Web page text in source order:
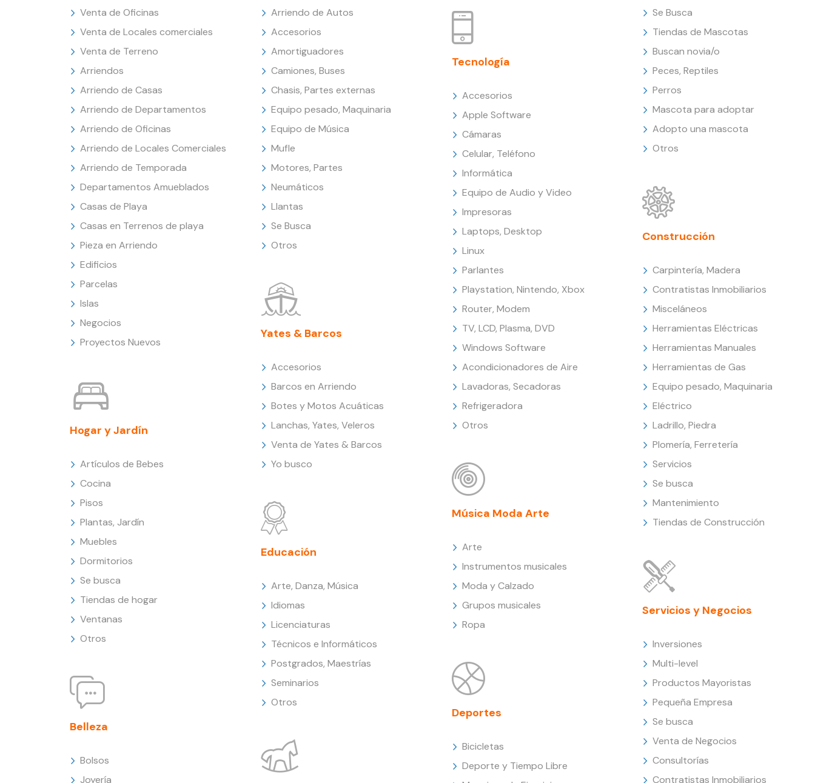
Venta de Oficinas
Venta de Locales comerciales
Venta de Terreno
Arriendos
Arriendo de Casas
Arriendo de Departamentos
Arriendo de Oficinas
Arriendo de Locales Comerciales
Arriendo de Temporada
Departamentos Amueblados
Casas de Playa
Casas en Terrenos de playa
Pieza en Arriendo
Edificios
Parcelas
Islas
Negocios
Proyectos Nuevos
Hogar y Jardín
Artículos de Bebes
Cocina
Pisos
Plantas, Jardín
Muebles
Dormitorios
Se busca
Tiendas de hogar
Ventanas
Otros
Belleza
Bolsos
Joyería
Arriendo de Autos
Accesorios
Amortiguadores
Camiones, Buses
Chasis, Partes externas
Equipo pesado, Maquinaria
Equipo de Música
Mufle
Motores, Partes
Neumáticos
Llantas
Se Busca
Otros
Yates & Barcos
Accesorios
Barcos en Arriendo
Botes y Motos Acuáticas
Lanchas, Yates, Veleros
Venta de Yates & Barcos
Yo busco
Educación
Arte, Danza, Música
Idiomas
Licenciaturas
Técnicos e Informáticos
Postgrados, Maestrías
Seminarios
Otros
Tecnología
Accesorios
Apple Software
Cámaras
Celular, Teléfono
Informática
Equipo de Audio y Video
Impresoras
Laptops, Desktop
Linux
Parlantes
Playstation, Nintendo, Xbox
Router, Modem
TV, LCD, Plasma, DVD
Windows Software
Acondicionadores de Aire
Lavadoras, Secadoras
Refrigeradora
Otros
Música Moda Arte
Arte
Instrumentos musicales
Moda y Calzado
Grupos musicales
Ropa
Deportes
Bicicletas
Deporte y Tiempo Libre
Se Busca
Tiendas de Mascotas
Buscan novia/o
Peces, Reptiles
Perros
Mascota para adoptar
Adopto una mascota
Otros
Construcción
Carpintería, Madera
Contratistas Inmobiliarios
Misceláneos
Herramientas Eléctricas
Herramientas Manuales
Herramientas de Gas
Equipo pesado, Maquinaria
Eléctrico
Ladrillo, Piedra
Plomería, Ferretería
Servicios
Se busca
Mantenimiento
Tiendas de Construcción
Servicios y Negocios
Inversiones
Multi-level
Productos Mayoristas
Pequeña Empresa
Se busca
Venta de Negocios
Consultorías
Contratistas Inmobiliarios